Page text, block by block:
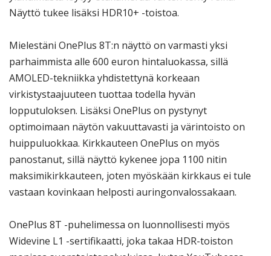
Näyttö tukee lisäksi HDR10+ -toistoa.
Mielestäni OnePlus 8T:n näyttö on varmasti yksi
parhaimmista alle 600 euron hintaluokassa, sillä
AMOLED-tekniikka yhdistettynä korkeaan
virkistystaajuuteen tuottaa todella hyvän
lopputuloksen. Lisäksi OnePlus on pystynyt
optimoimaan näytön vakuuttavasti ja värintoisto on
huippuluokkaa. Kirkkauteen OnePlus on myös
panostanut, sillä näyttö kykenee jopa 1100 nitin
maksimikirkkauteen, joten myöskään kirkkaus ei tule
vastaan kovinkaan helposti auringonvalossakaan.
OnePlus 8T -puhelimessa on luonnollisesti myös
Widevine L1 -sertifikaatti, joka takaa HDR-toiston